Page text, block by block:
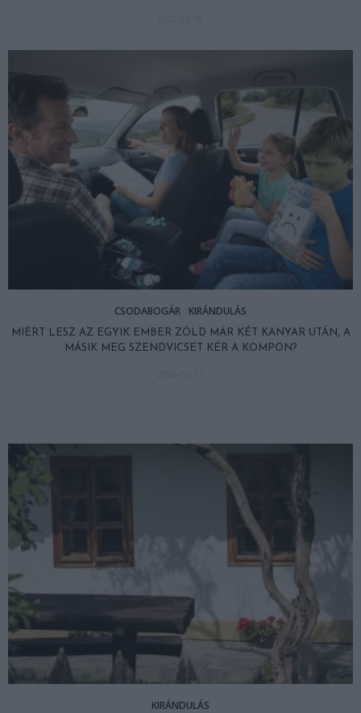
CSODABOGÁR KIRÁNDULÁS
MIÉRT LESZ AZ EGYIK EMBER ZÖLD MÁR KÉT KANYAR UTÁN, A
MÁSIK MEG SZENDVICSET KÉR A KOMPON?
KIRÁNDULÁS